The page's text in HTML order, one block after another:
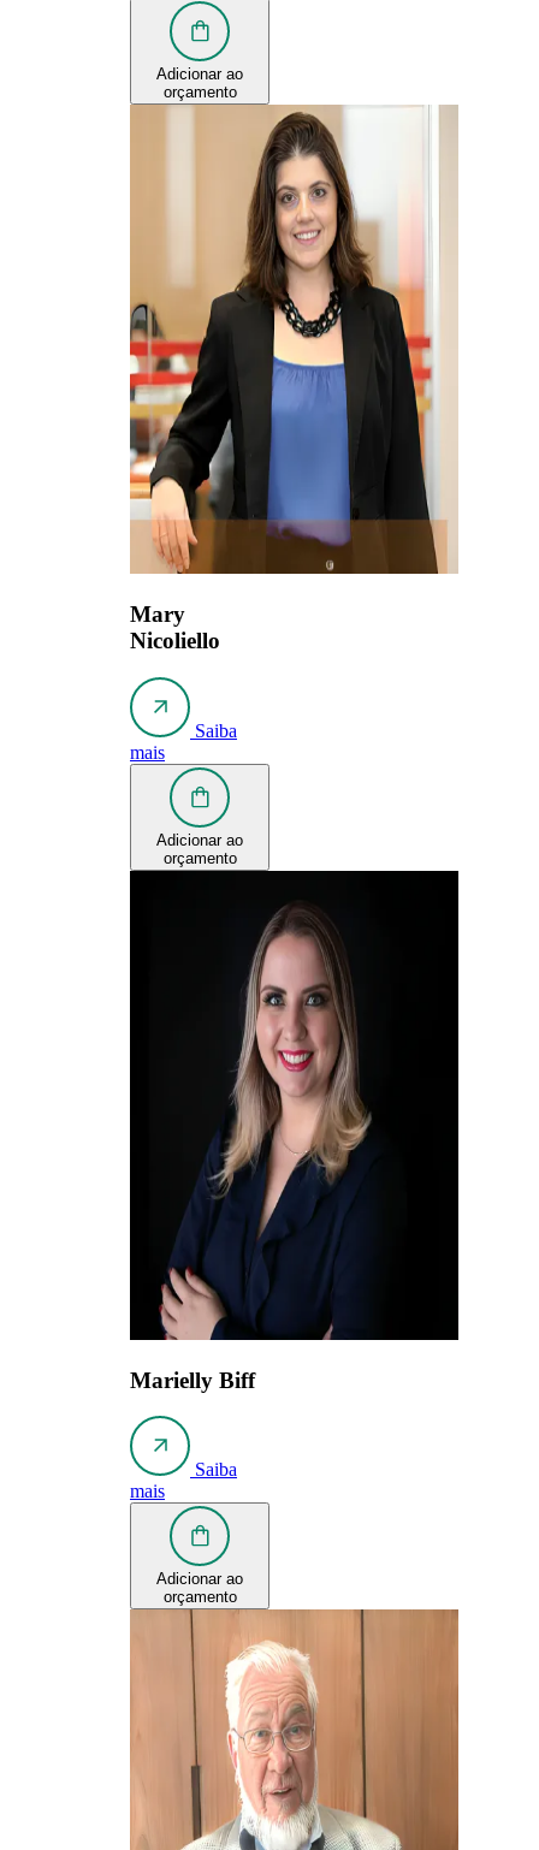
Adicionar ao
orçamento
Mary
Nicoliello
Saiba
mais
Adicionar ao
orçamento
Marielly Biff
Saiba
mais
Adicionar ao
orçamento